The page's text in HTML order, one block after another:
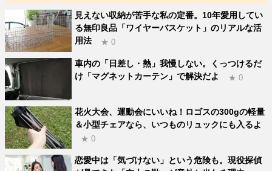
見えない収納が苦手な私の定番。10年愛用してい
る無印良品「ワイヤーバスケット」のリアルな活
用法
★ 0
車内の「日差し・熱」我慢しない。くっつけるだ
け「マグネットカーテン」で解決だよ
★ 0
花火大会、運動会にいいね！ロゴスの300gの軽量
＆小型チェアなら、いつものリュックにも入るよ
★ 0
恋愛中は「気づけない」という危険も。現役探偵